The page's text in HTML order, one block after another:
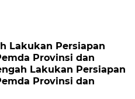
Lakukan Persiapan
Provinsi dan
Lakukan Persiapan
Provinsi dan